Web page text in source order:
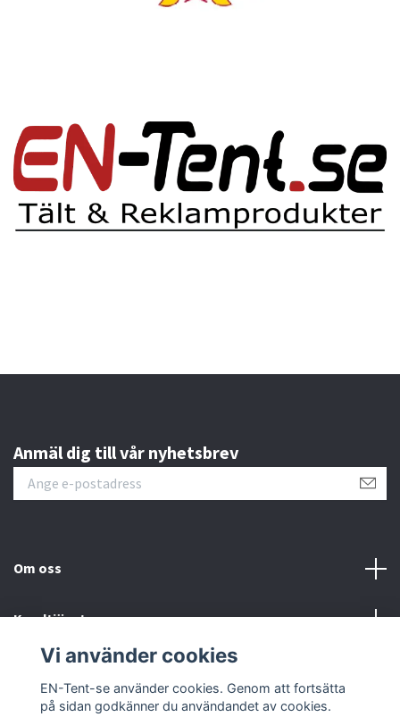
Anmäl dig till vår nyhetsbrev
Om oss
Kundtjänst
Vi använder cookies
EN-Tent-se använder cookies. Genom att fortsätta
på sidan godkänner du användandet av cookies.